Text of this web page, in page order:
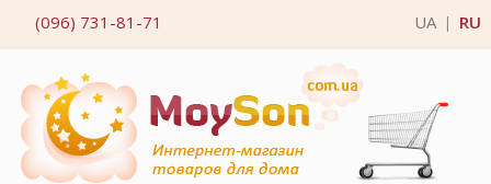
(096) 731-81-71 UA RU